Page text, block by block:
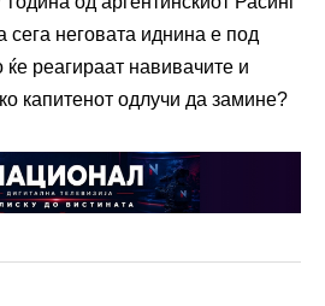
неговата иднина е под
реагираат навивачите и
капитенот одлучи да замине?